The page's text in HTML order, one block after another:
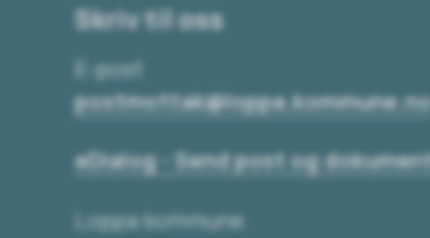
Skriv til oss
E-post
eDialog - Send post og
Loppa kommune